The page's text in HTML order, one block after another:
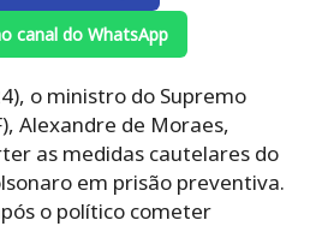
canal do WhatsApp
o ministro do Supremo
Alexandre de Moraes,
as medidas cautelares do
em prisão preventiva.
o político cometer